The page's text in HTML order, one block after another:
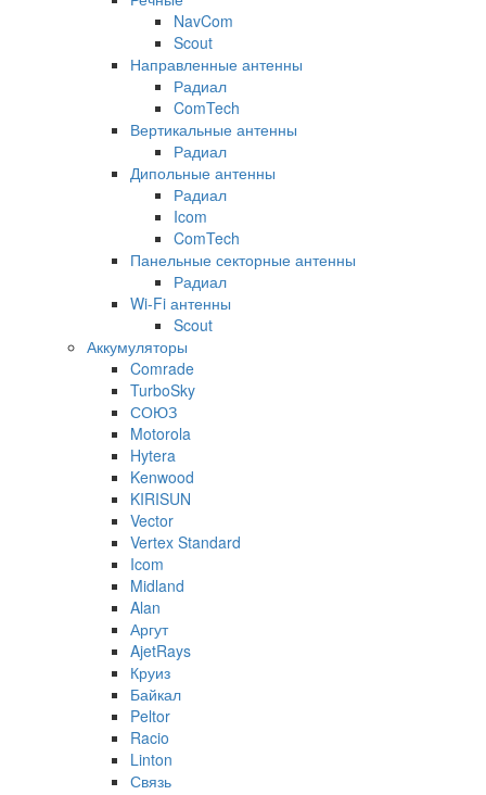
NavCom
Scout
Направленные антенны
Радиал
ComTech
Вертикальные антенны
Радиал
Дипольные антенны
Радиал
Icom
ComTech
Панельные секторные антенны
Радиал
Wi-Fi антенны
Scout
Аккумуляторы
Comrade
TurboSky
СОЮЗ
Motorola
Hytera
Kenwood
KIRISUN
Vector
Vertex Standard
Icom
Midland
Alan
Аргут
AjetRays
Круиз
Байкал
Peltor
Racio
Linton
Связь